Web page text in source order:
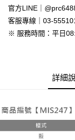
付款後全家取貨
免運費
7-11付款取貨
離島郵局配送
官方LINE｜
客服專線｜03-
※ 服務時間：平日
詳細